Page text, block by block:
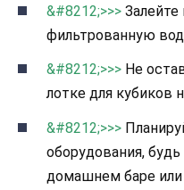
&#8212;>>>
фильтрованную
&#8212;>>> Не
лотке для кубиков
&#8212;>>>
оборудования,
домашнем баре